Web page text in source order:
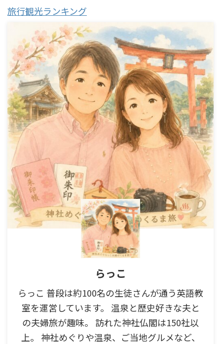
旅行観光ランキング
らっこ
らっこ 普段は約100名の生徒さんが通う英語教
室を運営しています。 温泉と歴史好きな夫と
の夫婦旅が趣味。 訪れた神社仏閣は150社以
上。 神社めぐりや温泉、ご当地グルメなど、